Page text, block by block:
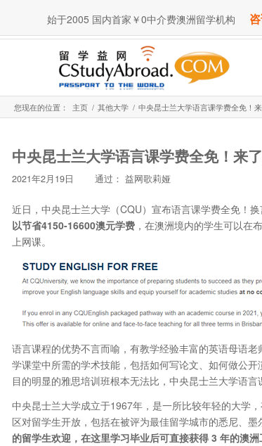
始于2005 国内首家￥0中介费澳洲留学机构
您现在的位置： 主页 / 其他大学 / 中央昆士兰大学语言课学费全免！
中央昆士兰大学语言课学费全免！来
2021年2月19日 通过： 益网歌莉娅
近日，中央昆士兰大学（CQU）宣布语言课学费全免！换
以节省4150-16600澳元学费 ，在澳洲境内的学生可以在
上网课。
语言课程的优势不言而喻，有教学经验丰富的英语母语
学课堂中所需的学术技能，包括如何写论文、如何做公
目的明显的雅思培训班根本无法比，中央昆士兰大学语
中央昆士兰大学成立于1967年，是一所比较年轻的大学
区对留学生开放，包括在被评为最佳留学城市的悉尼、墨
的留学生欢迎，在这里学习毕业后可直接获得 3 年的澳洲